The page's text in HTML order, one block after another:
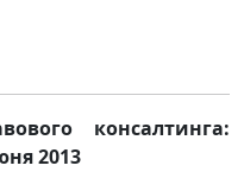
консалтинга:
2013